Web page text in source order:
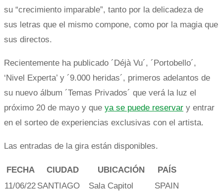
su “crecimiento imparable”, tanto por la delicadeza de
sus letras que el mismo compone, como por la magia que
sus directos.
Recientemente ha publicado ´Déjà Vu´, ´Portobello´,
‘Nivel Experta’ y ´9.000 heridas´, primeros adelantos de
su nuevo álbum ´Temas Privados´ que verá la luz el
próximo 20 de mayo y que ya se puede reservar y entrar
en el sorteo de experiencias exclusivas con el artista.
Las entradas de la gira están disponibles.
FECHA CIUDAD UBICACIÓN
PAÍS
11/06/22 SANTIAGO Sala Capitol
SPAIN